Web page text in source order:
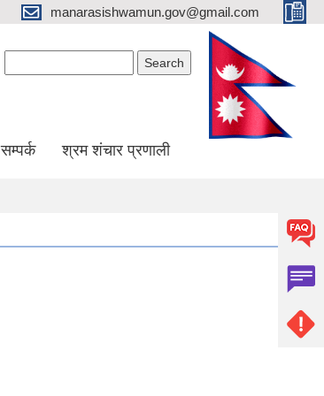
manarasishwamun.gov@gmail.com
सम्पर्क श्रम शंचार प्रणाली